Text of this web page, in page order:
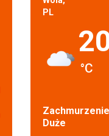
PL
°C
Zachmurzenie
Duże